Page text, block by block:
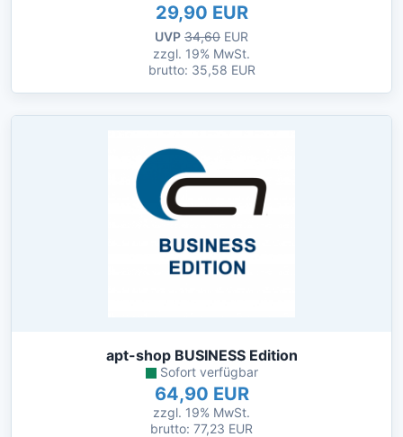
29,90 EUR
UVP 34,60 EUR
zzgl. 19% MwSt.
brutto: 35,58 EUR
apt-shop BUSINESS Edition
Sofort verfügbar
64,90 EUR
zzgl. 19% MwSt.
brutto: 77,23 EUR